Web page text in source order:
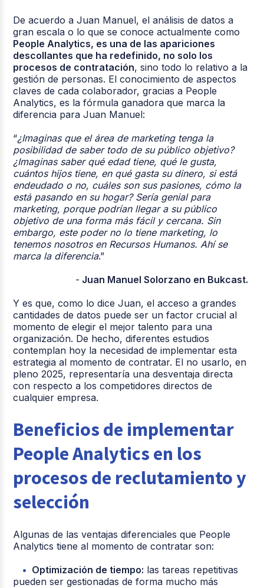
De acuerdo a Juan Manuel, el análisis de datos a
gran escala o lo que se conoce actualmente como
People Analytics, es una de las apariciones
descollantes que ha redefinido, no solo los
procesos de contratación, sino todo lo relativo a la
gestión de personas. El conocimiento de aspectos
claves de cada colaborador, gracias a People
Analytics, es la fórmula ganadora que marca la
diferencia para Juan Manuel:
“¿Imaginas que el área de marketing tenga la
posibilidad de saber todo de su público objetivo?
¿Imaginas saber qué edad tiene, qué le gusta,
cuántos hijos tiene, en qué gasta su dinero, si está
endeudado o no, cuáles son sus pasiones, cómo la
está pasando en su hogar? Sería genial para
marketing, porque podrían llegar a su público
objetivo de una forma más fácil y cercana. Sin
embargo, este poder no lo tiene marketing, lo
tenemos nosotros en Recursos Humanos. Ahí se
marca la diferencia.”
- Juan Manuel Solorzano en Bukcast.
Y es que, como lo dice Juan, el acceso a grandes
cantidades de datos puede ser un factor crucial al
momento de elegir el mejor talento para una
organización. De hecho, diferentes estudios
contemplan hoy la necesidad de implementar esta
estrategia al momento de contratar. El no usarlo, en
pleno 2025, representaría una desventaja directa
con respecto a los competidores directos de
cualquier empresa.
Beneficios de implementar
People Analytics en los
procesos de reclutamiento y
selección
Algunas de las ventajas diferenciales que People
Analytics tiene al momento de contratar son:
Optimización de tiempo: las tareas repetitivas
pueden ser gestionadas de forma mucho más